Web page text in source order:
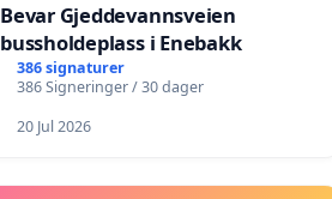
Bevar Gjeddevannsveien
bussholdeplass i Enebakk
386 signaturer
386 Signeringer / 30 dager
20 Jul 2026